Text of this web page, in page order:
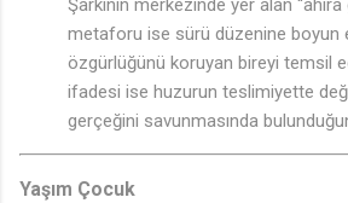
Şarkının merkezinde yer alan
metaforu ise sürü düzenine boyun
özgürlüğünü koruyan bireyi temsil
ifadesi ise huzurun teslimiyette
gerçeğini savunmasında
Yaşım Çocuk